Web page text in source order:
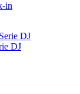
in
DJ